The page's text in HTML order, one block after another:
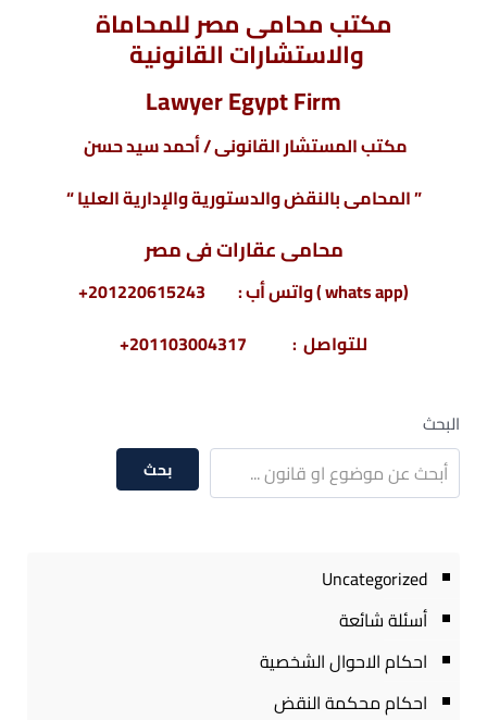
مكتب محامى مصر للمحاماة
والاستشارات القانونية
Lawyer Egypt Firm
مكتب المستشار القانونى / أحمد سيد حسن
” المحامى بالنقض والدستورية والإدارية العليا “
محامى عقارات فى مصر
(whats app ) واتس أب : 201220615243+
للتواصل : 201103004317+
البحث
بحث
Uncategorized
أسئلة شائعة
احكام الاحوال الشخصية
احكام محكمة النقض